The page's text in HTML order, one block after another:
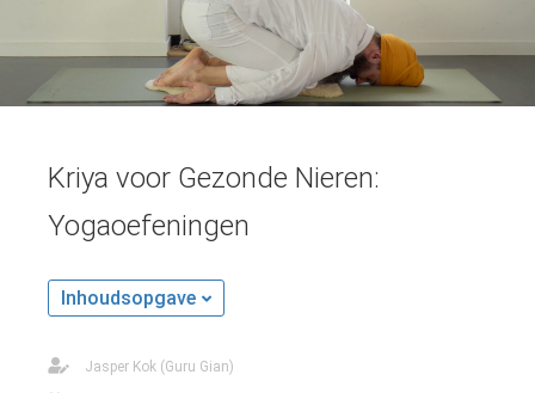
Kriya voor Gezonde Nieren:
Yogaoefeningen
Inhoudsopgave
Jasper Kok (Guru Gian)